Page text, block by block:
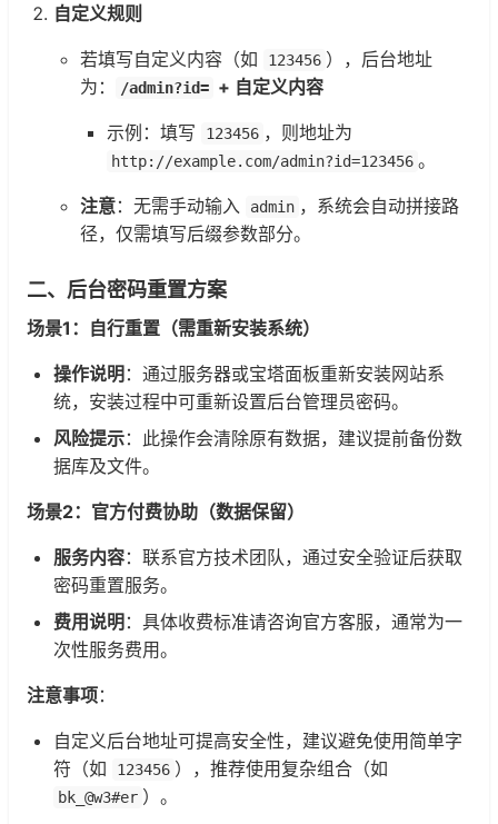
自定义规则
若填写自定义内容（如 123456 ），后台地址
为：
/admin?id= + 自定义内容
示例：填写 123456 ，则地址为
http://example.com/admin?id=123456 。
注意：无需手动输入 admin ，系统会自动拼接路
径，仅需填写后缀参数部分。
二、后台密码重置方案
场景1：自行重置（需重新安装系统）
操作说明：通过服务器或宝塔面板重新安装网站系
统，安装过程中可重新设置后台管理员密码。
风险提示：此操作会清除原有数据，建议提前备份数
据库及文件。
场景2：官方付费协助（数据保留）
服务内容：联系官方技术团队，通过安全验证后获取
密码重置服务。
费用说明：具体收费标准请咨询官方客服，通常为一
次性服务费用。
注意事项：
自定义后台地址可提高安全性，建议避免使用简单字
符（如
123456 ），推荐使用复杂组合（如
bk_@w3#er ）。